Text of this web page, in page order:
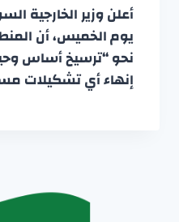
أعلن وزير الخارجية
يوم الخميس، أن
نحو “ترسيخ أساس
إنهاء أي تشكيلات